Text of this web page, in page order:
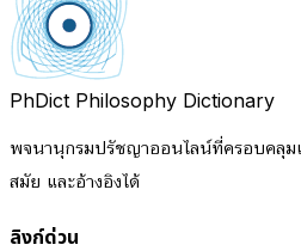
PhDict Philosophy Dictionary
พจนานุกรมปรัชญาออนไลน์ที่ครอบคลุ
สมัย และอ้างอิงได้
ลิงก์ด่วน